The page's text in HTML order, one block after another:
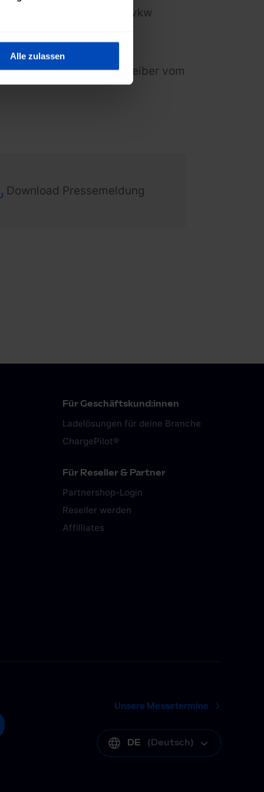
Alle zulassen
das von der illwerke vkw
durch den Netzbetreiber vom
Download Pressemeldung
Für Geschäftskund:innen
Ladelösungen für deine Branche
ChargePilot®
Für Reseller & Partner
Partnershop-Login
Reseller werden
Affilliates
Unsere Messetermine
DE (Deutsch)